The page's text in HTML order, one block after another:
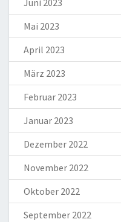
Juni 2023
Mai 2023
April 2023
März 2023
Februar 2023
Januar 2023
Dezember 2022
November 2022
Oktober 2022
September 2022